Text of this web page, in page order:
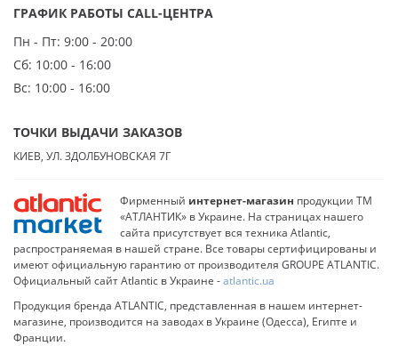
Фирменный интернет-магазин продукции ТМ
«АТЛАНТИК» в Украине. На страницах нашего
сайта присутствует вся техника Atlantic,
распространяемая в нашей стране. Все товары сертифицированы и
имеют официальную гарантию от производителя GROUPE ATLANTIC.
Официальный сайт Atlantic в Украине -atlantic.ua
Продукция бренда ATLANTIC, представленная в нашем интернет-
магазине, производится на заводах в Украине (Одесса), Египте и
Франции.
ГРАФИК РАБОТЫ CALL-ЦЕНТРА
Пн - Пт: 9:00 - 20:00
Сб: 10:00 - 16:00
Вс: 10:00 - 16:00
ТОЧКИ ВЫДАЧИ ЗАКАЗОВ
КИЕВ, УЛ. ЗДОЛБУНОВСКАЯ 7Г